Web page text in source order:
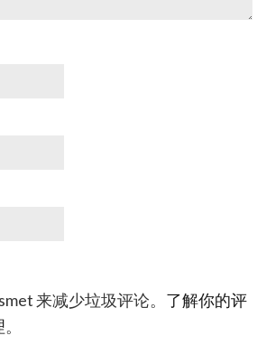
来减少垃圾评论。 了解你的评
。